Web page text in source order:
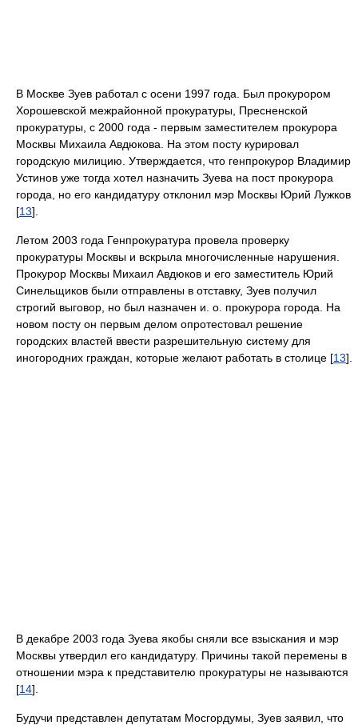
В Москве Зуев работал с осени 1997 года. Был прокурором
Хорошевской межрайонной прокуратуры, Пресненской
прокуратуры, с 2000 года - первым заместителем прокурора
Москвы Михаила Авдюкова. На этом посту курировал
городскую милицию. Утверждается, что генпрокурор Владимир
Устинов уже тогда хотел назначить Зуева на пост прокурора
города, но его кандидатуру отклонил мэр Москвы Юрий Лужков
[13].
Летом 2003 года Генпрокуратура провела проверку
прокуратуры Москвы и вскрыла многочисленные нарушения.
Прокурор Москвы Михаил Авдюков и его заместитель Юрий
Синельщиков были отправлены в отставку, Зуев получил
строгий выговор, но был назначен и. о. прокурора города. На
новом посту он первым делом опротестовал решение
городских властей ввести разрешительную систему для
иногородних граждан, которые желают работать в столице [13].
В декабре 2003 года Зуева якобы сняли все взыскания и мэр
Москвы утвердил его кандидатуру. Причины такой перемены в
отношении мэра к представителю прокуратуры не называются
[14].
Будучи представлен депутатам Мосгордумы, Зуев заявил, что